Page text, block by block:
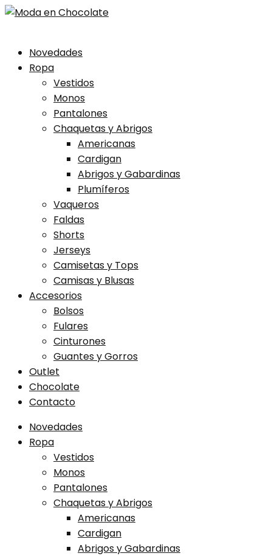
Skip
content
Novedades
Ropa
Vestidos
Monos
Pantalones
Chaquetas y Abrigos
Americanas
Cardigan
Abrigos y Gabardinas
Plumíferos
Vaqueros
Faldas
Shorts
Jerseys
Camisetas y Tops
Camisas y Blusas
Accesorios
Bolsos
Fulares
Cinturones
Guantes y Gorros
Outlet
Chocolate
Contacto
Novedades
Ropa
Vestidos
Monos
Pantalones
Chaquetas y Abrigos
Americanas
Cardigan
Abrigos y Gabardinas